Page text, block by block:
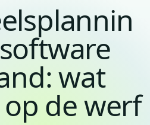
wat
de werf